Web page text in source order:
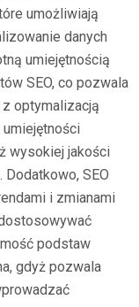
umożliwiają
danych
umiejętnością
SEO, co pozwala
optymalizacją
wysokiej jakości
SEO
i zmianami
podstaw
gdyż pozwala